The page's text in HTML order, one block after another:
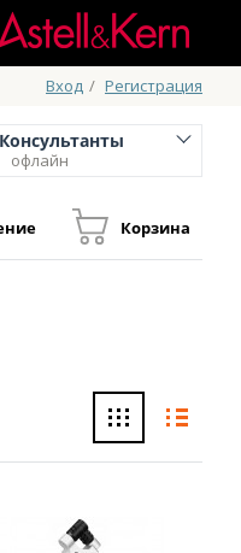
Вход / Регистрация
Консультанты
офлайн
Корзина